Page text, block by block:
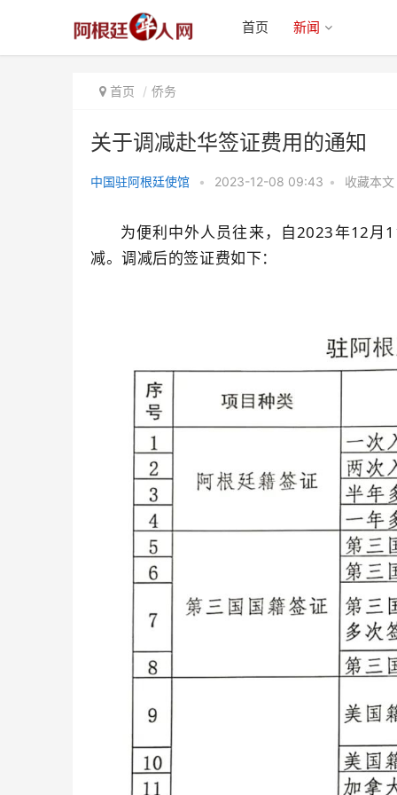
首页 新闻
首页 侨务
关于调减赴华签证费用的通知
中国驻阿根廷使馆 • 2023-12-08 09:43 • 收藏本文
为便利中外人员往来，自2023年12月
减。调减后的签证费如下：